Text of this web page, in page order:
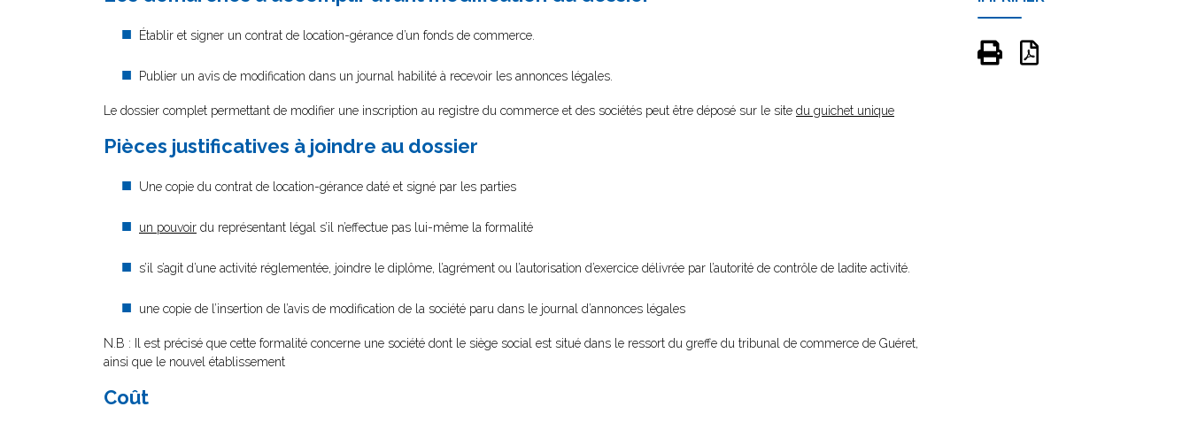
Établir et signer un contrat de location-gérance d’un fonds de commerce.
Publier un avis de modification dans un journal habilité à recevoir les annonces légales.
Le dossier complet permettant de modifier une inscription au registre du commerce et des sociétés peut être déposé sur le site du guichet unique
Pièces justificatives à joindre au dossier
Une copie du contrat de location-gérance daté et signé par les parties
un pouvoir du représentant légal s’il n’effectue pas lui-même la formalité
s’il s’agit d’une activité réglementée, joindre le diplôme, l’agrément ou l’autorisation d’exercice délivrée par l’autorité de contrôle de ladite activité.
une copie de l’insertion de l’avis de modification de la société paru dans le journal d’annonces légales
N.B : Il est précisé que cette formalité concerne une société dont le siège social est situé dans le ressort du greffe du tribunal de commerce de Guéret,
ainsi que le nouvel établissement
Coût